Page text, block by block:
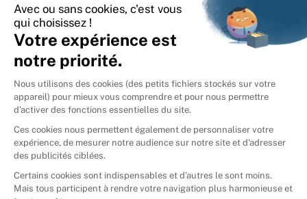
International
🇪🇸Espagne
🇩🇪Allemagne
🇮🇹 Italie